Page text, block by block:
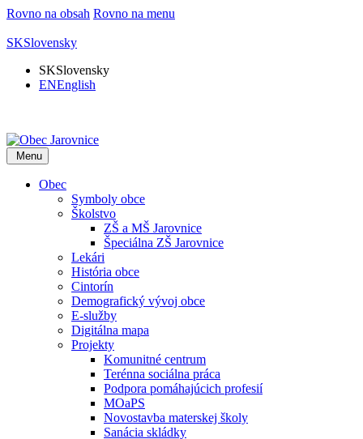
Rovno na obsah Rovno na menu
SKSlovensky
SKSlovensky
ENEnglish
Menu
Obec
Symboly obce
Školstvo
ZŠ a MŠ Jarovnice
Špeciálna ZŠ Jarovnice
Lekári
História obce
Cintorín
Demografický vývoj obce
E-služby
Digitálna mapa
Projekty
Komunitné centrum
Terénna sociálna práca
Podpora pomáhajúcich profesií
MOaPS
Novostavba materskej školy
Sanácia skládky